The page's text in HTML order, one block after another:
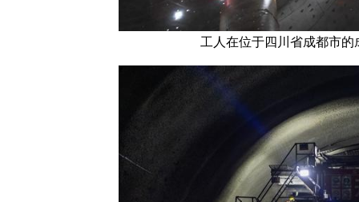
工人在位于四川省成都市